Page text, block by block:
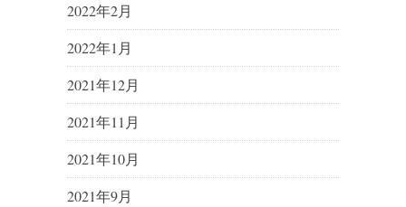
2022年2月
2022年1月
2021年12月
2021年11月
2021年10月
2021年9月